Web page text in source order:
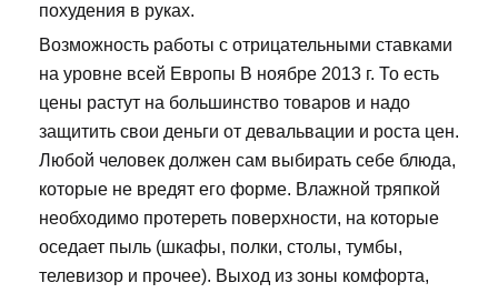
похудения в руках.
Возможность работы с отрицательными ставками
на уровне всей Европы В ноябре 2013 г. То есть
цены растут на большинство товаров и надо
защитить свои деньги от девальвации и роста цен.
Любой человек должен сам выбирать себе блюда,
которые не вредят его форме. Влажной тряпкой
необходимо протереть поверхности, на которые
оседает пыль (шкафы, полки, столы, тумбы,
телевизор и прочее). Выход из зоны комфорта,